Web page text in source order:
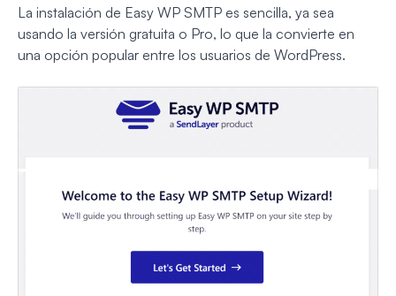
La instalación de Easy WP SMTP es sencilla, ya sea
usando la versión gratuita o Pro, lo que la convierte en
una opción popular entre los usuarios de WordPress.